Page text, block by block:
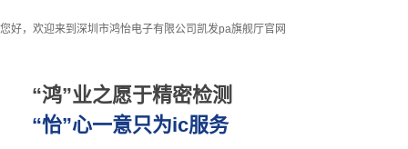
您好，欢迎来到深圳市鸿怡电子有限公司凯发pa旗舰厅官网
“鸿”业之愿于精密检测
“怡”心一意只为ic服务